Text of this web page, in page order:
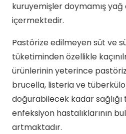
kuruyemişler doymamış
içermektedir.
Pastörize edilmeyen süt ve
tüketiminden özellikle
ürünlerinin yeterince
brucella, listeria ve
doğurabilecek kadar
enfeksiyon hastalıklarının
artmaktadır.